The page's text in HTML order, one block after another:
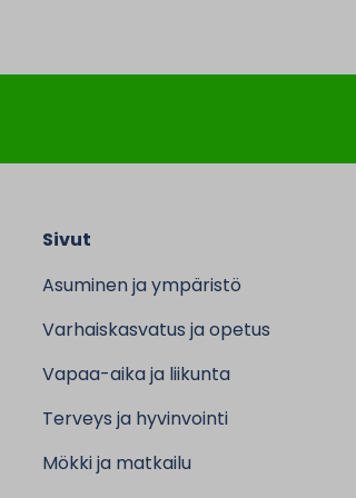
Sivut
Asuminen ja ympäristö
Varhaiskasvatus ja opetus
Vapaa-aika ja liikunta
Terveys ja hyvinvointi
Mökki ja matkailu